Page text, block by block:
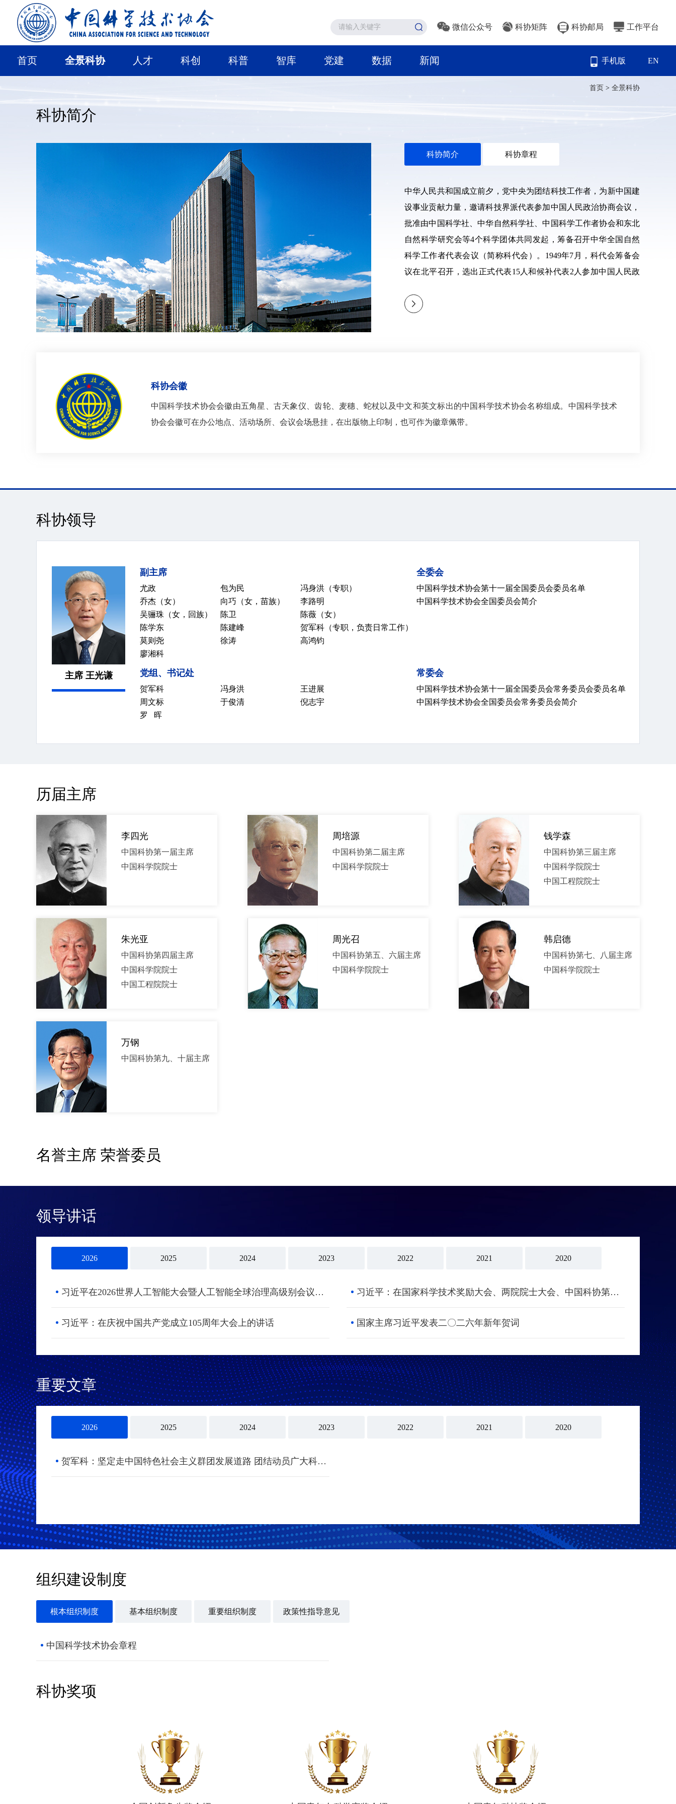
微信公众号 科协矩阵 科协邮局 工作平台
手机版 EN
首页 全景科协 人才 科创 科普 智库 党建 数据 新闻
首页 > 全景科协
科协简介
科协简介 科协章程
中华人民共和国成立前夕，党中央为团结科技工作者，为新中国建
设事业贡献力量，邀请科技界派代表参加中国人民政治协商会议，
批准由中国科学社、中华自然科学社、中国科学工作者协会和东北
自然科学研究会等4个科学团体共同发起，筹备召开中华全国自然
科学工作者代表会议（简称科代会）。1949年7月，科代会筹备会
议在北平召开，选出正式代表15人和候补代表2人参加中国人民政
科协会徽
中国科学技术协会会徽由五角星、古天象仪、齿轮、麦穗、蛇杖以及中文和英文标出的中国科学技术协会名称组成。中国科学技术
协会会徽可在办公地点、活动场所、会议会场悬挂，在出版物上印制，也可作为徽章佩带。
科协领导
主席 王光谦
副主席
尤政 包为民
冯身洪（专职）
乔杰（女）
向巧（女，苗族）
李路明
吴骊珠（女，回族）
陈卫
陈薇（女）
陈学东
陈建峰
贺军科（专职，负责日常工作）
莫则尧
徐涛
高鸿钧
廖湘科
全委会
中国科学技术协会第十一届全国委员会委员名单
中国科学技术协会全国委员会简介
党组、书记处
贺军科 冯身洪
王进展
周文标
于俊清
倪志宇
罗 晖
常委会
中国科学技术协会第十一届全国委员会常务委员会委员名单
中国科学技术协会全国委员会常务委员会简介
历届主席
李四光
中国科协第一届主席
中国科学院院士
周培源
中国科协第二届主席
中国科学院院士
钱学森
中国科协第三届主席
中国科学院院士
中国工程院院士
朱光亚
中国科协第四届主席
中国科学院院士
中国工程院院士
周光召
中国科协第五、六届主席
中国科学院院士
韩启德
中国科协第七、八届主席
中国科学院院士
万钢
中国科协第九、十届主席
名誉主席 荣誉委员
领导讲话
2026 2025 2024 2023 2022 2021 2020
习近平在2026世界人工智能大会暨人工智能全球治理高级别会议开幕式上的主旨讲话（全文） 习近平：在国家科学技术奖励大会、两院院士大会、中国科协第十一次全国代表大会上的讲话
习近平：在庆祝中国共产党成立105周年大会上的讲话 国家主席习近平发表二〇二六年新年贺词
重要文章
2026 2025 2024 2023 2022 2021 2020
贺军科：坚定走中国特色社会主义群团发展道路 团结动员广大科技工作者建功“十五五”
组织建设制度
根本组织制度 基本组织制度 重要组织制度 政策性指导意见
中国科学技术协会章程
科协奖项